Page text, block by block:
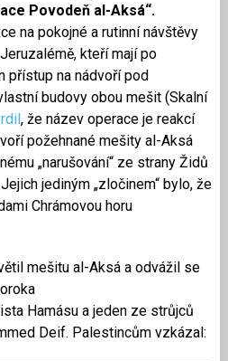
Povodeň al-Aksá“.
na pokojné a rutinní návštěvy
kteří mají po
přístup na nádvoří pod
budovy obou mešit (Skalní
, že název operace je reakcí
požehnané mešity al-Aksá
„narušování“ ze strany Židů
jediným „zločinem“ bylo, že
Chrámovou horu
mešitu al-Aksá a odvážil se
Hamásu a jeden ze strůjců
Deif. Palestincům vzkázal: